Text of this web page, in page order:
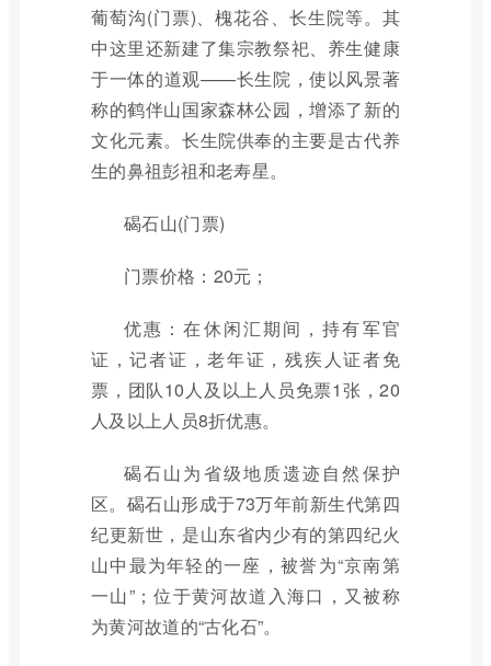
葡萄沟(门票)、槐花谷、长生院等。其
中这里还新建了集宗教祭祀、养生健康
于一体的道观——长生院，使以风景著
称的鹤伴山国家森林公园，增添了新的
文化元素。长生院供奉的主要是古代养
生的鼻祖彭祖和老寿星。
碣石山(门票)
门票价格：20元；
优惠：在休闲汇期间，持有军官
证，记者证，老年证，残疾人证者免
票，团队10人及以上人员免票1张，20
人及以上人员8折优惠。
碣石山为省级地质遗迹自然保护
区。碣石山形成于73万年前新生代第四
纪更新世，是山东省内少有的第四纪火
山中最为年轻的一座，被誉为“京南第
一山”；位于黄河故道入海口，又被称
为黄河故道的“古化石”。